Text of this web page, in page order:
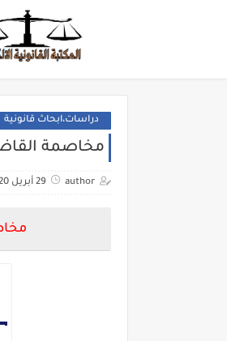
دراسات،ابحاث قانونية
مخاصمة
author 29 أبريل 2020